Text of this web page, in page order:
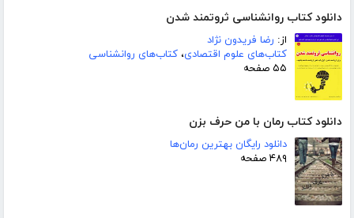
دانلود کتاب روانشناسی ثروتمند شدن
از: رضا فریدون نژاد
کتاب‌های علوم اقتصادی، کتاب‌های روانشناسی
۵۵ صفحه
دانلود کتاب رمان با من حرف بزن
دانلود رایگان بهترین رمان‌ها
۴۸۹ صفحه